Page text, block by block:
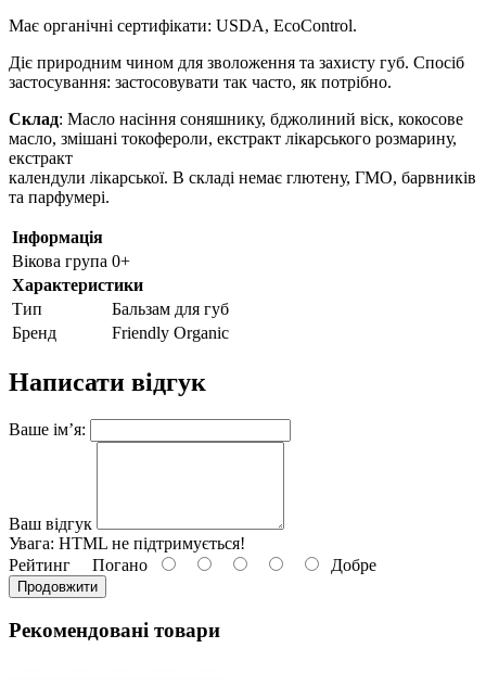
Має органічні сертифікати: USDA, EcoControl.
Діє природним чином для зволоження та захисту губ. Спосіб
застосування: застосовувати так часто, як потрібно.
Склад: Масло насіння соняшнику, бджолиний віск, кокосове
масло, змішані токофероли, екстракт лікарського розмарину,
екстракт
календули лікарської. В складі немає глютену, ГМО, барвників
та парфумері.
Інформація
Вікова група 0+
Характеристики
Тип
Бальзам для губ
Бренд
Friendly Organic
Написати відгук
Ваше ім’я:
Ваш відгук
Увага: HTML не підтримується!
Рейтинг Погано Добре
Продовжити
Рекомендовані товари